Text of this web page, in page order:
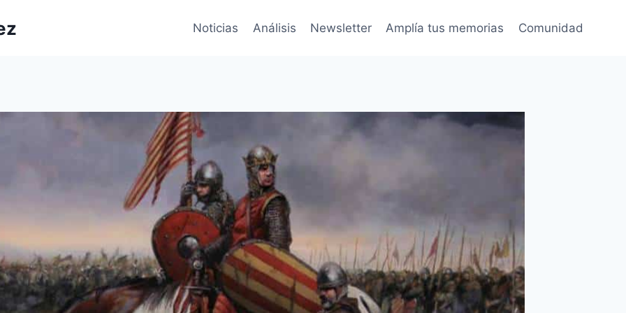
Noticias Análisis Newsletter Amplía tus memorias Comunidad